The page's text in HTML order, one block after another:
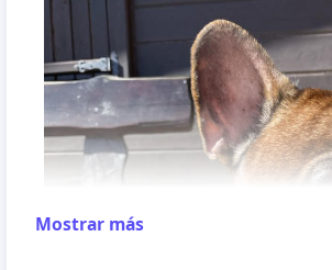
Mostrar más